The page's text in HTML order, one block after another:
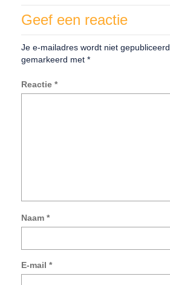
Geef een reactie
Je e-mailadres wordt niet gepubliceerd.
gemarkeerd met *
Reactie *
Naam *
E-mail *